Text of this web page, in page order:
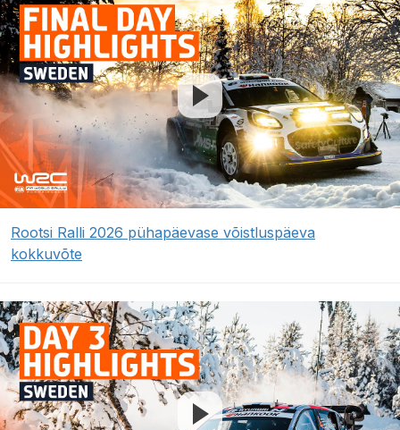
Rootsi Ralli 2026 pühapäevase võistluspäeva
kokkuvõte